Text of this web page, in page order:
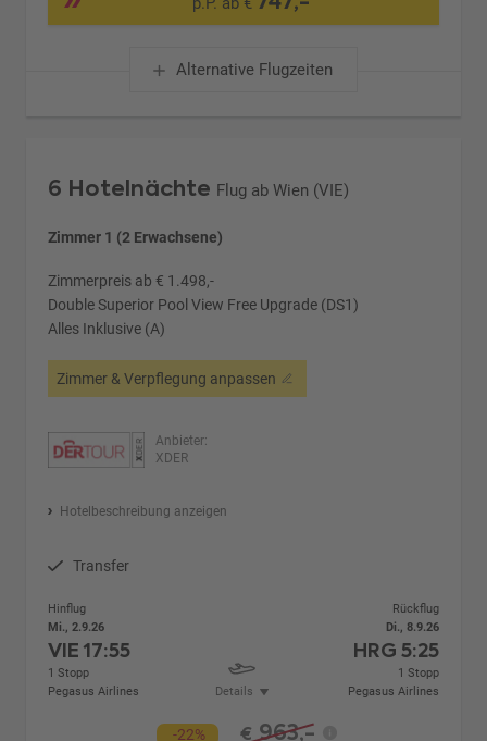
Alternative Flugzeiten
6 Hotelnächte Flug ab Wien (VIE)
Zimmer 1 (2 Erwachsene)
Zimmerpreis ab € 1.498,-
Double Superior Pool View Free Upgrade (DS1)
Alles Inklusive (A)
Zimmer & Verpflegung anpassen
Anbieter:
XDER
Hotelbeschreibung anzeigen
Transfer
Hinflug
Mi., 2.9.26
VIE17:55
1 Stopp
Pegasus Airlines
Details
Rückflug
Di., 8.9.26
HRG 5:25
1 Stopp
Pegasus Airlines
-22% € 963,-